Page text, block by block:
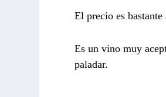
El precio es
Es un vino muy
paladar.